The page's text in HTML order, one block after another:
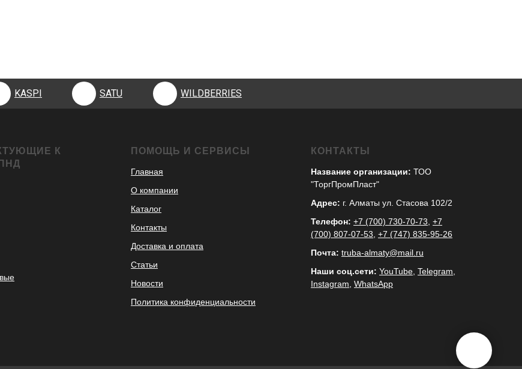
KASPI SATU WILDBERRIES
К
ПОМОЩЬ И СЕРВИСЫ
Главная
О компании
Каталог
Контакты
Доставка и оплата
Статьи
Новости
Политика конфиденциальности
КОНТАКТЫ
Название организации: ТОО
"ТоргПромПласт"
Адрес: г. Алматы ул. Стасова 102/2
Телефон: +7 (700) 730-70-73 +7
(700) 807-07-53 +7 (747) 835-95-26
Почта: truba-almaty@mail.ru
Наши соц.сети: YouTube Telegram
Instagram WhatsApp